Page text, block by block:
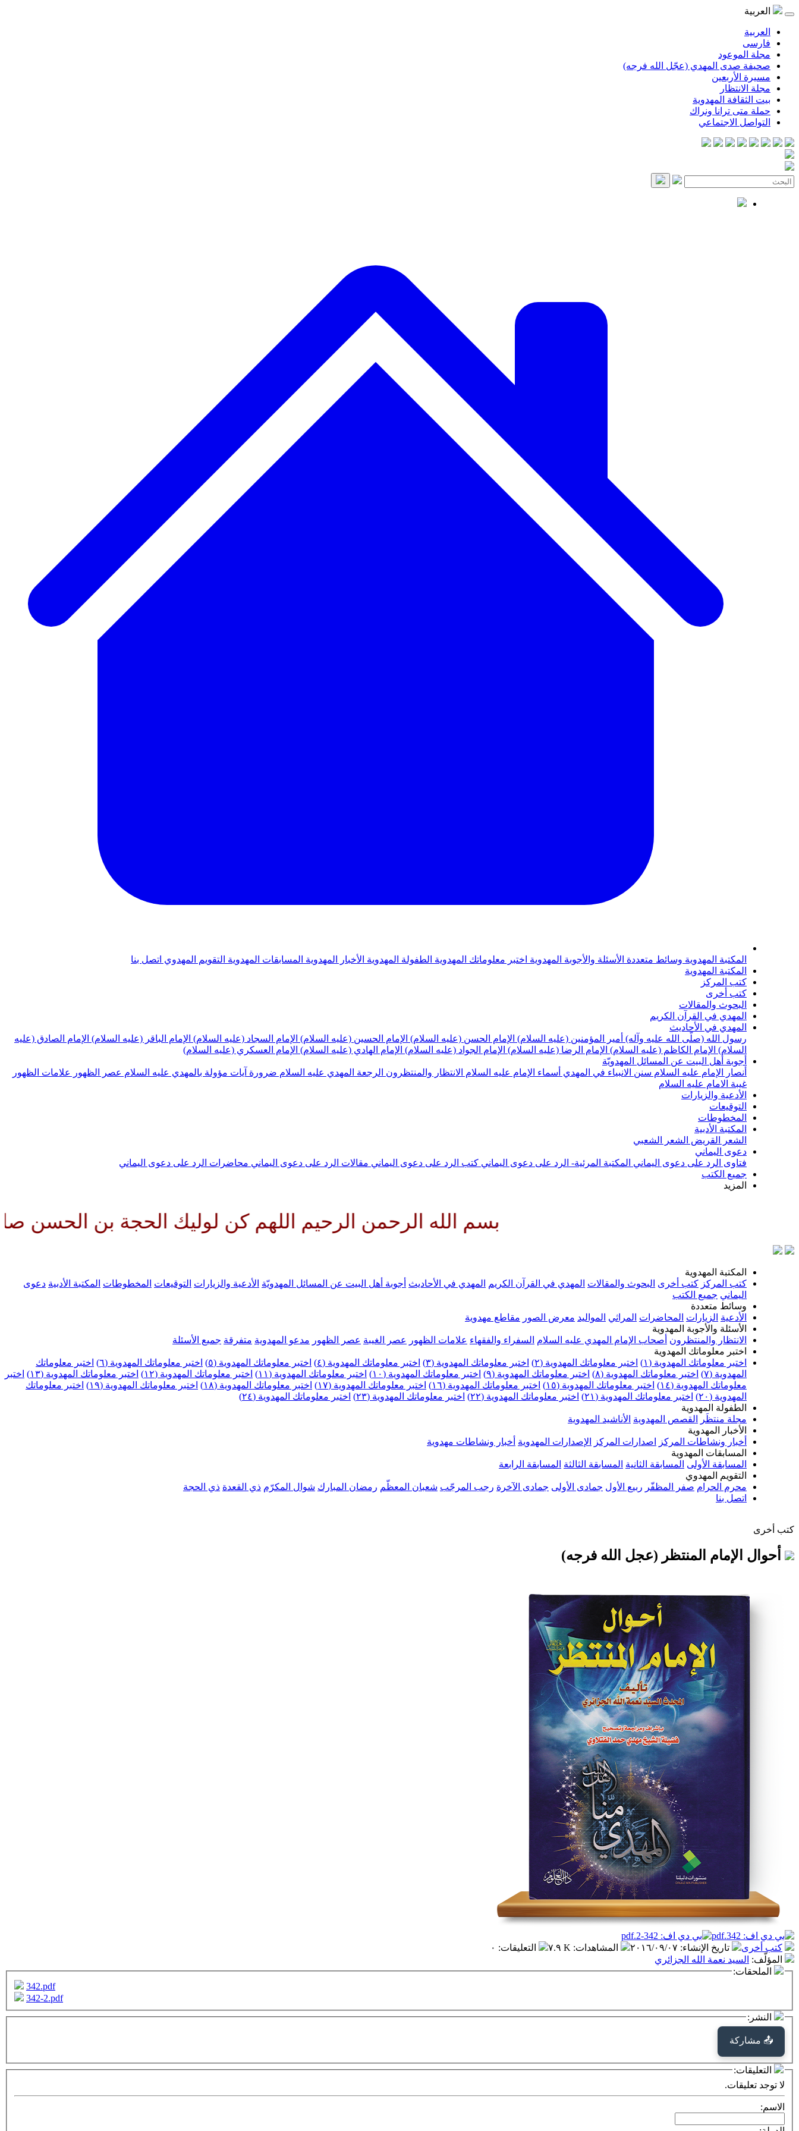
العربية
العربية
فارسی
مجلة الموعود
صحيفة صدى المهدي (عجّل الله فرجه)
مسيرة الأربعين
مجلة الانتظار
بيت الثقافة المهدوية
حملة متى ترانا ونراك
التواصل الاجتماعي
المكتبة المهدوية وسائط متعددة الأسئلة والأجوبة المهدوية اختبر معلوماتك المهدوية الطفولة المهدوية الأخبار المهدوية المسابقات المهدوية التقويم المهدوي اتصل بنا
المكتبة المهدوية
كتب المركز
كتب أخرى
البحوث والمقالات
المهدي في القرآن الكريم
المهدي في الأحاديث
رسول الله (صلّى الله عليه وآله) أمير المؤمنين (عليه السلام) الإمام الحسن (عليه السلام) الإمام الحسين (عليه السلام) الإمام السجاد (عليه السلام) الإمام الباقر (عليه السلام) الإمام الصادق (عليه
السلام) الإمام الكاظم (عليه السلام) الإمام الرضا (عليه السلام) الإمام الجواد (عليه السلام) الإمام الهادي (عليه السلام) الإمام العسكري (عليه السلام)
أجوبة أهل البيت عن المسائل المهدويّة
أنصار الإمام عليه السلام سنن الانبياء في المهدي أسماء الإمام عليه السلام الانتظار والمنتظرون الرجعة المهدي عليه السلام ضرورة آيات مؤولة بالمهدي عليه السلام عصر الظهور
علامات الظهور
غيبة الامام عليه السلام
الأدعية والزيارات
التوقيعات
المخطوطات
المكتبة الأدبية
الشعر القريض الشعر الشعبي
دعوى اليماني
فتاوى الرد على دعوى اليماني المكتبة المرئية- الرد على دعوى اليماني كتب الرد على دعوى اليماني مقالات الرد على دعوى اليماني محاضرات الرد على دعوى اليماني
جميع الكتب
المزيد
بسم الله الرحمن الرحيم اللهم كن لوليك الحجة بن الحسن صلواتك
المكتبة المهدوية
كتب المركز كتب أخرى البحوث والمقالات المهدي في القرآن الكريم المهدي في الأحاديث أجوبة أهل البيت عن المسائل المهدويّة الأدعية والزيارات التوقيعات المخطوطات المكتبة الأدبية دعوى
اليماني جميع الكتب
وسائط متعددة
الأدعية الزيارات المحاضرات المراثي المواليد معرض الصور مقاطع مهدوية
الأسئلة والأجوبة المهدوية
الانتظار والمنتظرون أصحاب الإمام المهدي عليه السلام السفراء والفقهاء علامات الظهور عصر الغيبة عصر الظهور مدعو المهدوية متفرقة جميع الأسئلة
اختبر معلوماتك المهدوية
اختبر معلوماتك المهدوية (١)
اختبر معلوماتك المهدوية (٢) اختبر معلوماتك المهدوية (٣) اختبر معلوماتك المهدوية (٤) اختبر معلوماتك المهدوية (٥) اختبر معلوماتك المهدوية (٦)
اختبر معلوماتك
المهدوية (٧)
اختبر معلوماتك المهدوية (٨) اختبر معلوماتك المهدوية (٩) اختبر معلوماتك المهدوية (١٠) اختبر معلوماتك المهدوية (١١) اختبر معلوماتك المهدوية (١٢) اختبر معلوماتك المهدوية (١٣)
اختبر
معلوماتك المهدوية (١٤)
اختبر معلوماتك المهدوية (١٥) اختبر معلوماتك المهدوية (١٦) اختبر معلوماتك المهدوية (١٧) اختبر معلوماتك المهدوية (١٨) اختبر معلوماتك المهدوية (١٩)
اختبر معلوماتك
المهدوية (٢٠)
اختبر معلوماتك المهدوية (٢١) اختبر معلوماتك المهدوية (٢٢) اختبر معلوماتك المهدوية (٢٣)
اختبر معلوماتك المهدوية (٢٤)
الطفولة المهدوية
مجلة منتظَر
القصص المهدوية الأناشيد المهدوية
الأخبار المهدوية
أخبار ونشاطات المركز
اصدارات المركز الإصدارات المهدوية أخبار ونشاطات مهدوية
المسابقات المهدوية
المسابقة الأولى المسابقة الثانية المسابقة الثالثة المسابقة الرابعة
التقويم المهدوي
محرم الحرام صفر المظفّر ربيع الأول جمادى الأولى جمادى الآخرة رجب المرجّب شعبان المعظّم رمضان المبارك شوال المكرّم ذي القعدة ذي الحجة
اتصل بنا
كتب أخرى
أحوال الإمام المنتظر (عجل الله فرجه)
كتب أخرى تاريخ الإنشاء: ٢٠١٦/٠٩/٠٧ المشاهدات: ٧.٩ K التعليقات: ٠
المؤلّف: السيد نعمة الله الجزائري
الملحقات:
342.pdf
342-2.pdf
النشر:
📤 مشاركة
التعليقات:
لا توجد تعليقات.
الاسم: